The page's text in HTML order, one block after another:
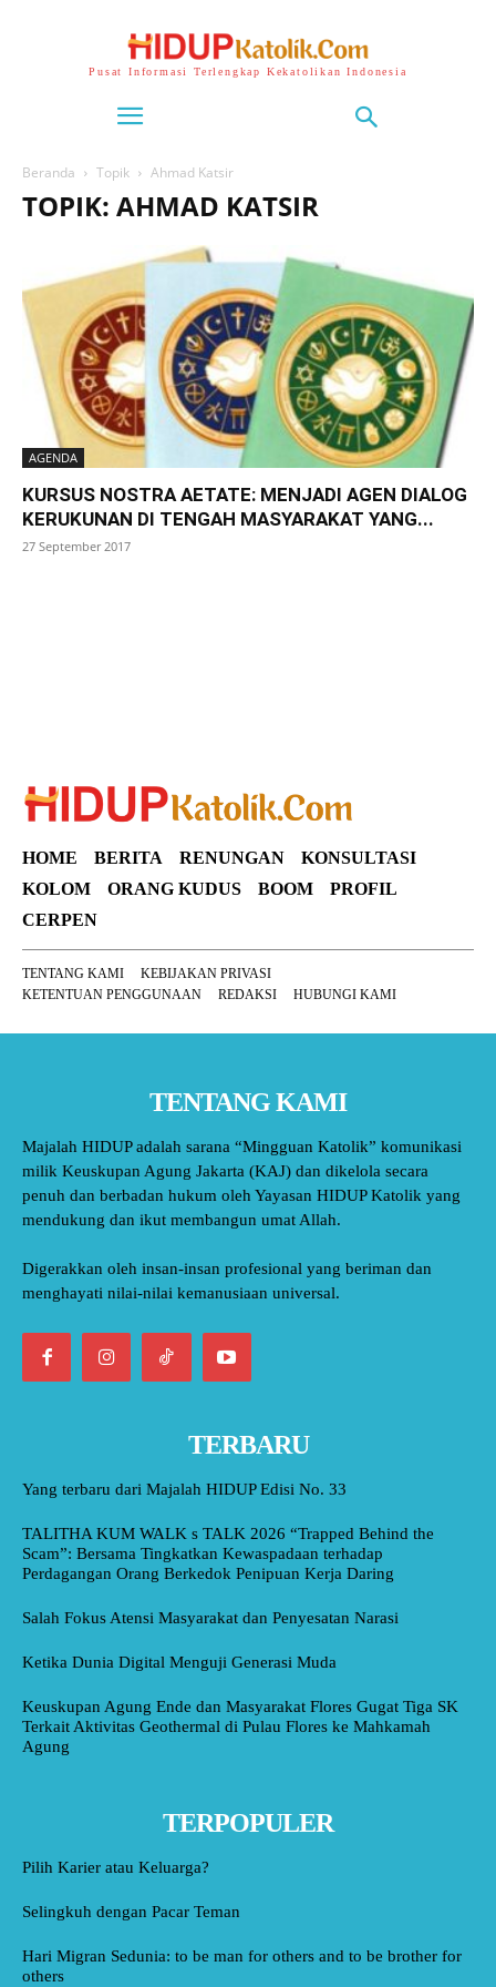
Pusat Informasi Terlengkap Kekatolikan Indonesia
Beranda Topik Ahmad Katsir
TOPIK: AHMAD KATSIR
AGENDA
KURSUS NOSTRA AETATE: MENJADI AGEN DIALOG
KERUKUNAN DI TENGAH MASYARAKAT YANG...
27 September 2017
HOME BERITA RENUNGAN
KONSULTASI
KOLOM
ORANG KUDUS BOOM
PROFIL
CERPEN
TENTANG KAMI
KEBIJAKAN PRIVASI
KETENTUAN PENGGUNAAN
REDAKSI HUBUNGI KAMI
TENTANG KAMI
Majalah HIDUP adalah sarana “Mingguan Katolik” komunikasi
milik Keuskupan Agung Jakarta (KAJ) dan dikelola secara
penuh dan berbadan hukum oleh Yayasan HIDUP Katolik yang
mendukung dan ikut membangun umat Allah.
Digerakkan oleh insan-insan profesional yang beriman dan
menghayati nilai-nilai kemanusiaan universal.
TERBARU
Yang terbaru dari Majalah HIDUP Edisi No. 33
TALITHA KUM WALK s TALK 2026 “Trapped Behind the
Scam”: Bersama Tingkatkan Kewaspadaan terhadap
Perdagangan Orang Berkedok Penipuan Kerja Daring
Salah Fokus Atensi Masyarakat dan Penyesatan Narasi
Ketika Dunia Digital Menguji Generasi Muda
Keuskupan Agung Ende dan Masyarakat Flores Gugat Tiga SK
Terkait Aktivitas Geothermal di Pulau Flores ke Mahkamah
Agung
TERPOPULER
Pilih Karier atau Keluarga?
Selingkuh dengan Pacar Teman
Hari Migran Sedunia: to be man for others and to be brother for
others